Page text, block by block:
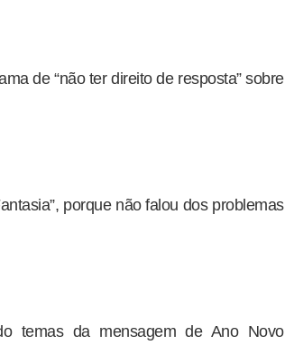
de “não ter direito de resposta” sobre
porque não falou dos problemas
temas da mensagem de Ano Novo